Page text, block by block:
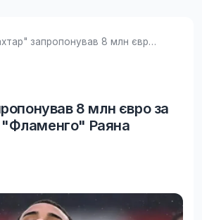
"Шахтар" запропонував 8 млн євро за 18-річну...
8 млн євро за
"Фламенго" Раяна